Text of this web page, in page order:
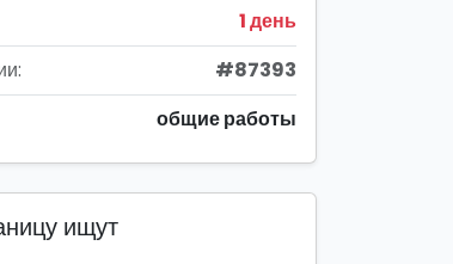
1 день
#87393
общие работы
ищут